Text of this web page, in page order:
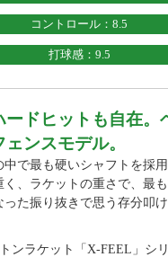
コントロール：8.5
打球感：9.5
ードヒットも自在。
ンスモデル。
で最も硬いシャフトを採用
く、ラケットの重さで、最
った振り抜きで思う存分叩
ンラケット「X-FEEL」シ